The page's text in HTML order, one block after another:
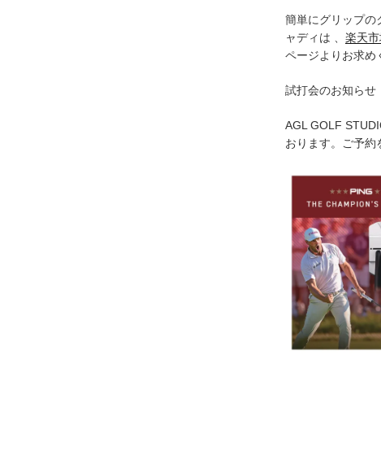
簡単にグリップの
ャディは 、 楽天
ページよりお求め
試打会のお知らせ
AGL GOLF
おります。ご予約